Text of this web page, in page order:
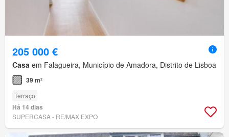
205 000 €
Casa em Falagueira, Município de Amadora, Distrito de Lisboa
39 m²
Terraço
Há 14 dias
SUPERCASA - RE/MAX EXPO